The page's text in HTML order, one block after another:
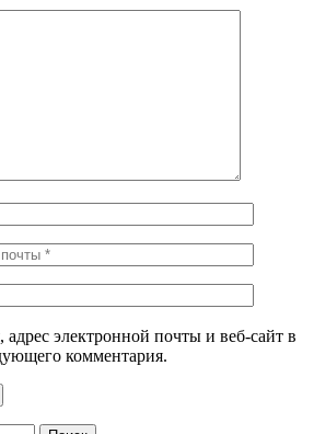
электронной почты и веб-сайт в
комментария.